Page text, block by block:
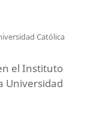
Católica
el Instituto
Universidad